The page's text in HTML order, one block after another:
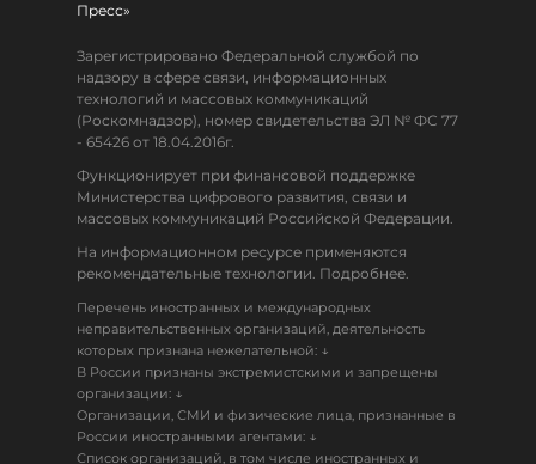
Пресс»
Зарегистрировано Федеральной службой по
надзору в сфере связи, информационных
технологий и массовых коммуникаций
(Роскомнадзор), номер свидетельства ЭЛ № ФС 77
- 65426 от 18.04.2016г.
Функционирует при финансовой поддержке
Министерства цифрового развития, связи и
массовых коммуникаций Российской Федерации.
На информационном ресурсе применяются
рекомендательные технологии. Подробнее.
Перечень иностранных и международных
неправительственных организаций, деятельность
которых признана нежелательной: ↓
В России признаны экстремистскими и запрещены
организации: ↓
Организации, СМИ и физические лица, признанные в
России иностранными агентами: ↓
Список организаций, в том числе иностранных и